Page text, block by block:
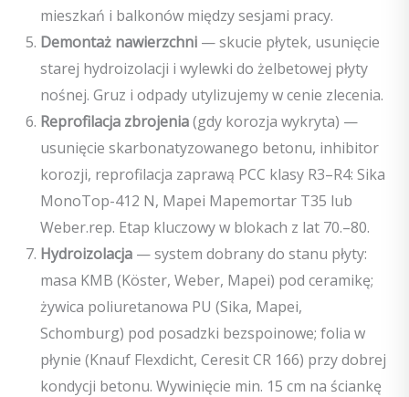
mieszkań i balkonów między sesjami pracy.
Demontaż nawierzchni — skucie płytek, usunięcie
starej hydroizolacji i wylewki do żelbetowej płyty
nośnej. Gruz i odpady utylizujemy w cenie zlecenia.
Reprofilacja zbrojenia(gdy korozja wykryta) —
usunięcie skarbonatyzowanego betonu, inhibitor
korozji, reprofilacja zaprawą PCC klasy R3–R4: Sika
MonoTop-412 N, Mapei Mapemortar T35 lub
Weber.rep. Etap kluczowy w blokach z lat 70.–80.
Hydroizolacja — system dobrany do stanu płyty:
masa KMB (Köster, Weber, Mapei) pod ceramikę;
żywica poliuretanowa PU (Sika, Mapei,
Schomburg) pod posadzki bezspoinowe; folia w
płynie (Knauf Flexdicht, Ceresit CR 166) przy dobrej
kondycji betonu. Wywinięcie min. 15 cm na ściankę